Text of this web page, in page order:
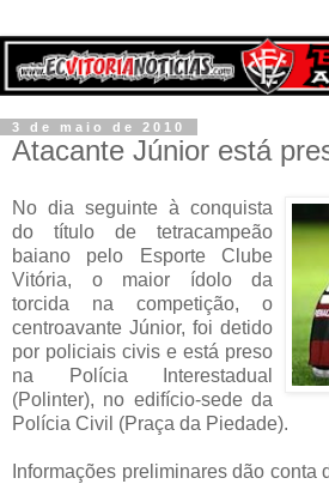
3 de maio de 2010
Atacante Júnior está
No dia seguinte à conquista
do título de tetracampeão
baiano pelo Esporte Clube
Vitória, o maior ídolo da
torcida na competição, o
centroavante Júnior, foi detido
por policiais civis e está preso
na Polícia Interestadual
(Polinter), no edifício-sede da
Polícia Civil (Praça da Piedade).
Informações preliminares dão conta